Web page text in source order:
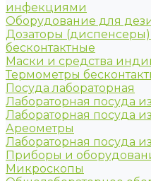
инфекциями
Оборудование для
Дозаторы (диспенсеры)
бесконтактные
Маски и средства
Термометры
Посуда лабораторная
Лабораторная посуда
Лабораторная посуда
Ареометры
Лабораторная посуда
Приборы и
Микроскопы